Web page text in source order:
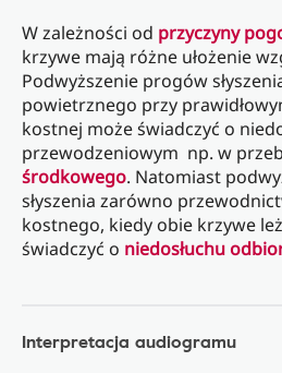
W zależności od przyczyny
krzywe mają różne ułożenie
Podwyższenie progów
powietrznego przy
kostnej może świadczyć o
przewodzeniowym np. w
środkowego. Natomiast
słyszenia zarówno
kostnego, kiedy obie krzywe
świadczyć o niedosłuchu
Interpretacja audiogramu